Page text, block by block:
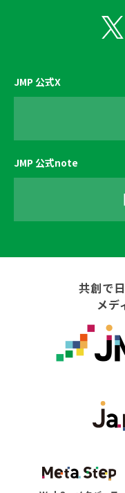
JMP 公式X
JMP 公式note
共創で
メデ